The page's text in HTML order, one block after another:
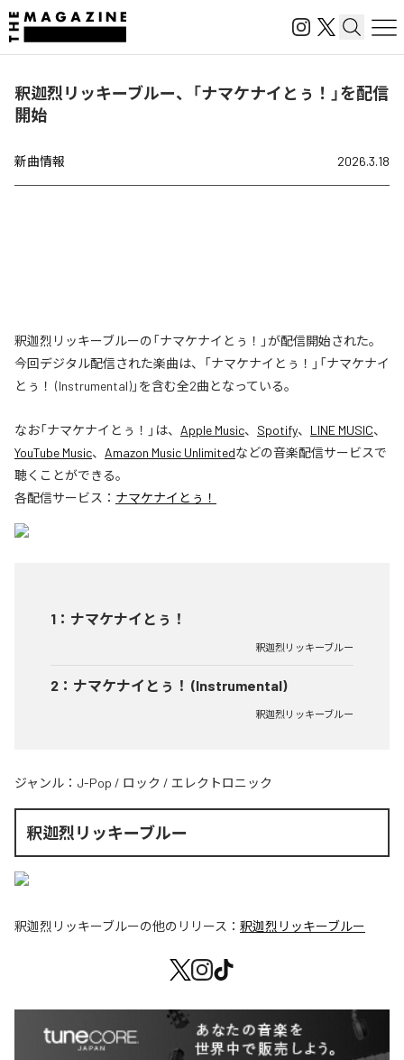
釈迦烈リッキーブルー、「ナマケナイとぅ！」を配信
開始
新曲情報 2026.3.18
釈迦烈リッキーブルーの「ナマケナイとぅ！」が配信開始された。
今回デジタル配信された楽曲は、「ナマケナイとぅ！」「ナマケナイ
とぅ！ (Instrumental)」を含む全2曲となっている。
なお「ナマケナイとぅ！ 」は、 Apple Music、 Spotify、 LINE MUSIC、
YouTube Music、 Amazon Music Unlimitedなどの音楽配信サービスで
聴くことができる。
各配信サービス： ナマケナイとぅ！
1 ： ナマケナイとぅ！
釈迦烈リッキーブルー
2 ： ナマケナイとぅ！ (Instrumental)
釈迦烈リッキーブルー
ジャンル： J-Pop / ロック / エレクトロニック
釈迦烈リッキーブルー
釈迦烈リッキーブルーの他のリリース： 釈迦烈リッキーブルー